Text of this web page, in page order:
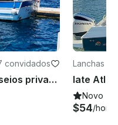
convidados
Comidas e bebidas | Passeios privados | True Boat Croatia
Lanchas
uIate
Novo
$54/hora